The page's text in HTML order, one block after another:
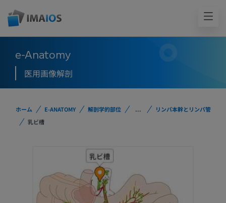
e-Anatomy
医用画像解剖
ホーム E-ANATOMY 解剖学的部位 ...
リンパ本幹とリンパ管
乳ビ槽